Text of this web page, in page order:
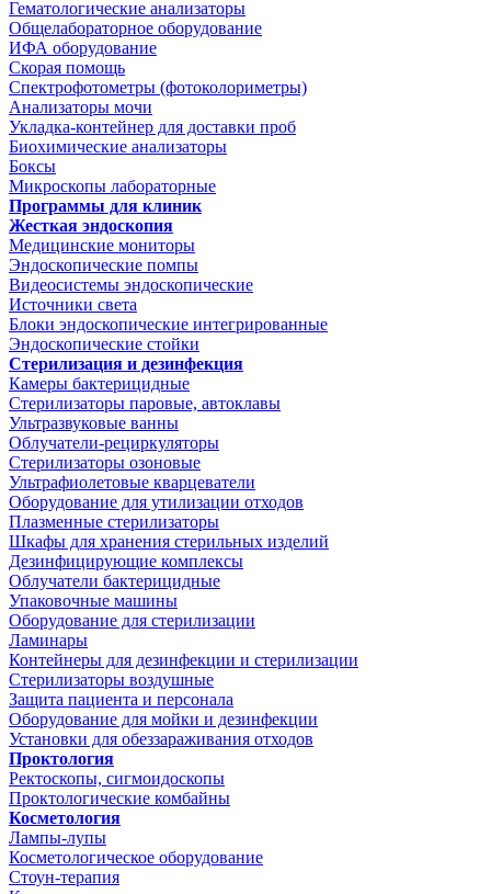
Гематологические анализаторы
Общелабораторное оборудование
ИФА оборудование
Скорая помощь
Спектрофотометры (фотоколориметры)
Анализаторы мочи
Укладка-контейнер для доставки проб
Биохимические анализаторы
Боксы
Микроскопы лабораторные
Программы для клиник
Жесткая эндоскопия
Медицинские мониторы
Эндоскопические помпы
Видеосистемы эндоскопические
Источники света
Блоки эндоскопические интегрированные
Эндоскопические стойки
Стерилизация и дезинфекция
Камеры бактерицидные
Стерилизаторы паровые, автоклавы
Ультразвуковые ванны
Облучатели-рециркуляторы
Стерилизаторы озоновые
Ультрафиолетовые кварцеватели
Оборудование для утилизации отходов
Плазменные стерилизаторы
Шкафы для хранения стерильных изделий
Дезинфицирующие комплексы
Облучатели бактерицидные
Упаковочные машины
Оборудование для стерилизации
Ламинары
Контейнеры для дезинфекции и стерилизации
Стерилизаторы воздушные
Защита пациента и персонала
Оборудование для мойки и дезинфекции
Установки для обеззараживания отходов
Проктология
Ректоскопы, сигмоидоскопы
Проктологические комбайны
Косметология
Лампы-лупы
Косметологическое оборудование
Стоун-терапия